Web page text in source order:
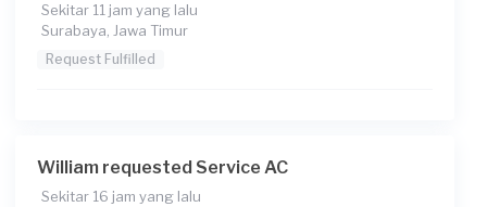
Sekitar 11 jam yang lalu
Surabaya, Jawa Timur
Request Fulfilled
William requested Service AC
Sekitar 16 jam yang lalu